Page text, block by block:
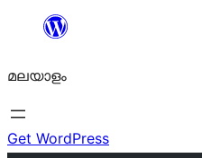
ഉള്ളടക്കത്തിലേക്ക്
മലയാളം
Get WordPress